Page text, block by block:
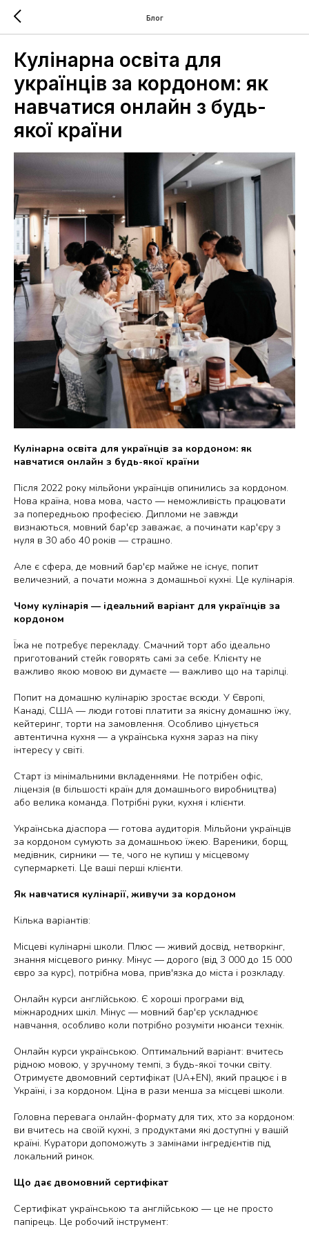
Блог
Кулінарна освіта для
українців за кордоном: як
навчатися онлайн з будь-
якої країни
Кулінарна освіта для українців за кордоном: як
навчатися онлайн з будь-якої країни
Після 2022 року мільйони українців опинились за кордоном.
Нова країна, нова мова, часто — неможливість працювати
за попередньою професією. Дипломи не завжди
визнаються, мовний бар'єр заважає, а починати кар'єру з
нуля в 30 або 40 років — страшно.
Але є сфера, де мовний бар'єр майже не існує, попит
величезний, а почати можна з домашньої кухні. Це кулінарія.
Чому кулінарія — ідеальний варіант для українців за
кордоном
Їжа не потребує перекладу. Смачний торт або ідеально
приготований стейк говорять самі за себе. Клієнту не
важливо якою мовою ви думаєте — важливо що на тарілці.
Попит на домашню кулінарію зростає всюди. У Європі,
Канаді, США — люди готові платити за якісну домашню їжу,
кейтеринг, торти на замовлення. Особливо цінується
автентична кухня — а українська кухня зараз на піку
інтересу у світі.
Старт із мінімальними вкладеннями. Не потрібен офіс,
ліцензія (в більшості країн для домашнього виробництва)
або велика команда. Потрібні руки, кухня і клієнти.
Українська діаспора — готова аудиторія. Мільйони українців
за кордоном сумують за домашньою їжею. Вареники, борщ,
медівник, сирники — те, чого не купиш у місцевому
супермаркеті. Це ваші перші клієнти.
Як навчатися кулінарії, живучи за кордоном
Кілька варіантів:
Місцеві кулінарні школи. Плюс — живий досвід, нетворкінг,
знання місцевого ринку. Мінус — дорого (від 3 000 до 15 000
євро за курс), потрібна мова, прив'язка до міста і розкладу.
Онлайн курси англійською. Є хороші програми від
міжнародних шкіл. Мінус — мовний бар'єр ускладнює
навчання, особливо коли потрібно розуміти нюанси технік.
Онлайн курси українською. Оптимальний варіант: вчитесь
рідною мовою, у зручному темпі, з будь-якої точки світу.
Отримуєте двомовний сертифікат (UA+EN), який працює і в
Україні, і за кордоном. Ціна в рази менша за місцеві школи.
Головна перевага онлайн-формату для тих, хто за кордоном:
ви вчитесь на своїй кухні, з продуктами які доступні у вашій
країні. Куратори допоможуть з замінами інгредієнтів під
локальний ринок.
Що дає двомовний сертифікат
Сертифікат українською та англійською — це не просто
папірець. Це робочий інструмент: